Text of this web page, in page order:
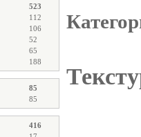
523
112
106
52
65
188
85
85
416